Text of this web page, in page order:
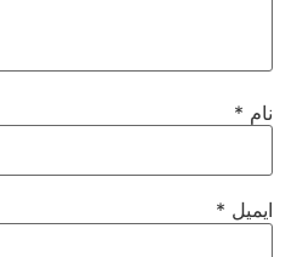
نام *
ایمیل *